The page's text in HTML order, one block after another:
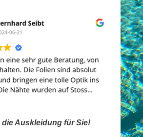
Auskleidung für Sie!